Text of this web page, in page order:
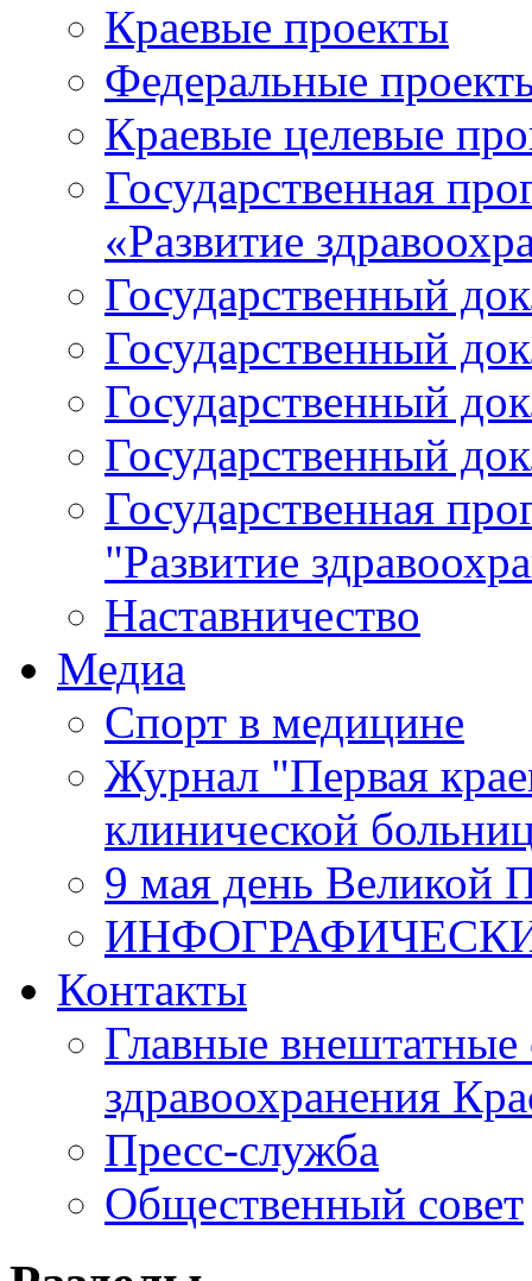
Краевые проекты
Федеральные
Краевые целевые
Государственная
«Развитие
Государственный
Государственный
Государственный
Государственный
Государственная
"Развитие
Наставничество
Медиа
Спорт в медицине
Журнал "Первая
клинической
9 мая день Великой
Контакты
Главные внештатные
здравоохранения
Пресс-служба
Общественный совет